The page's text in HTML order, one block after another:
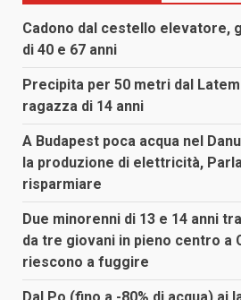
Cadono dal cestello elevatore,
di 40 e 67 anni
Precipita per 50 metri dal
ragazza di 14 anni
A Budapest poca acqua nel
la produzione di elettricità,
risparmiare
Due minorenni di 13 e 14 anni
da tre giovani in pieno centro a
riescono a fuggire
Dal Po (fino a -80% di acqua) ai